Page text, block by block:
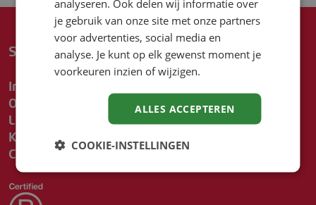
Snel naar
Inschrijven
Over Driessen
Locaties
Kennisbank
Contact
analyseren. Ook delen wij informatie over
je gebruik van onze site met onze partners
voor advertenties, social media en
analyse. Je kunt op elk gewenst moment je
voorkeuren inzien of wijzigen.
ALLES ACCEPTEREN
COOKIE-INSTELLINGEN